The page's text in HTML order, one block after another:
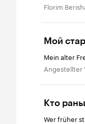
Florim
Мой
Mein alter
Кто
Wer früher